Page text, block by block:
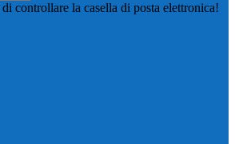
controllare la casella di posta elettronica!